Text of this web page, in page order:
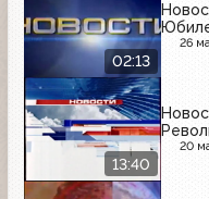
02:13
26
13:40
20